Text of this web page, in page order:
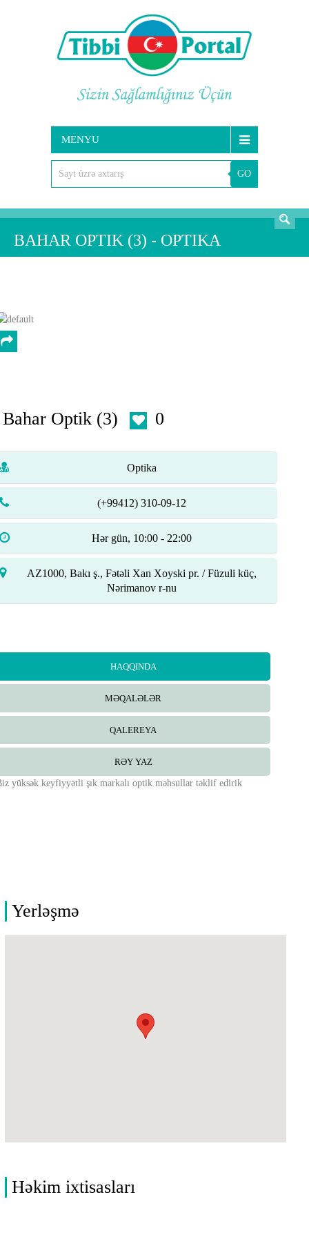
MENYU
GO
AXTARIŞ
BAHAR OPTIK (3) - OPTIKA
Bahar Optik (3) 0
Optika
(+99412) 310-09-12
Hər gün, 10:00 - 22:00
AZ1000, Bakı ş., Fətəli Xan Xoyski pr. / Füzuli küç,
Nərimanov r-nu
HAQQINDA
MƏQALƏLƏR
QALEREYA
RƏY YAZ
yüksək keyfiyyətli şık markalı optik məhsullar təklif edirik
Yerləşmə
Həkim ixtisasları